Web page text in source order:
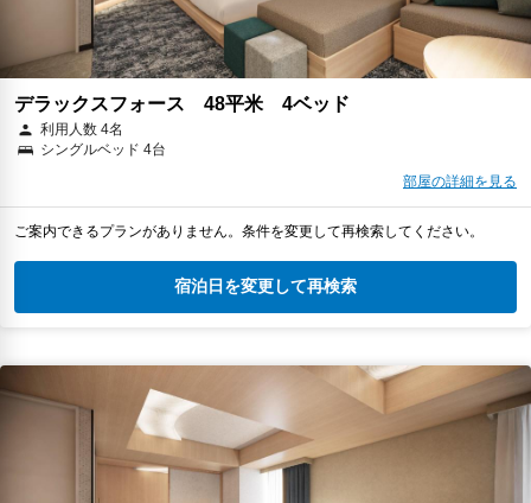
デラックスフォース 48平米 4ベッド
利用人数 4名
シングルベッド 4台
部屋の詳細を見る
ご案内できるプランがありません。条件を変更して再検索してください。
宿泊日を変更して再検索